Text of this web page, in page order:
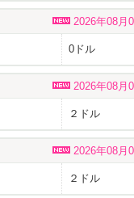
2026年08月
0ドル
2026年08月
２ドル
2026年08月
２ドル